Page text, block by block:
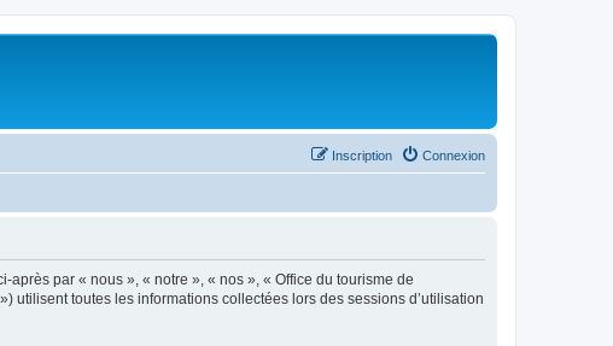
Connexion
Inscription
par « nous », « notre », « nos », « Office du tourisme de
utilisent toutes les informations collectées lors des sessions d’utilisation